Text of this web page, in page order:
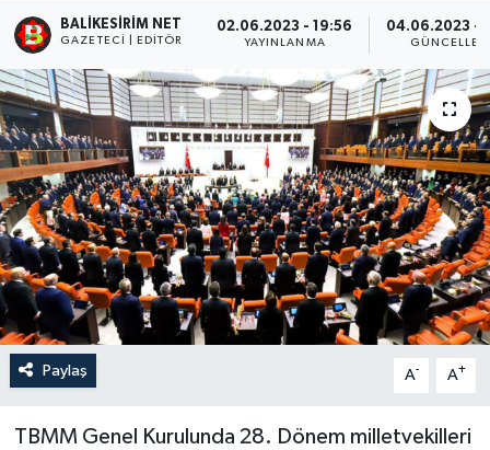
BALIKESIRIM NET
GAZETECI | EDITÖR
02.06.2023 - 19:56
YAYINLANMA
04.06.2023 -
Paylaş A- A+
TBMM Genel Kurulunda 28. Dönem milletvekilleri